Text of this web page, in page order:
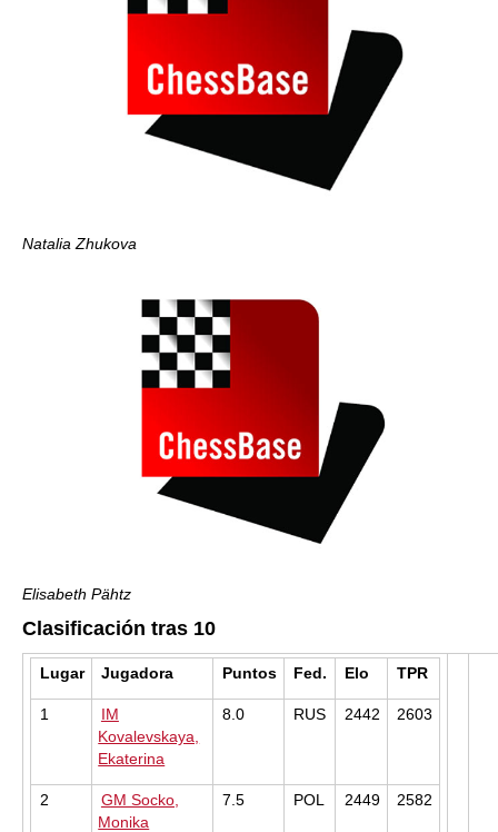
Natalia Zhukova
Elisabeth Pähtz
Clasificación tras 10
Lugar Jugadora Puntos Fed. Elo TPR
1
IM
Kovalevskaya,
Ekaterina
8.0 RUS 2442 2603
2
GM Socko,
Monika
7.5 POL 2449 2582